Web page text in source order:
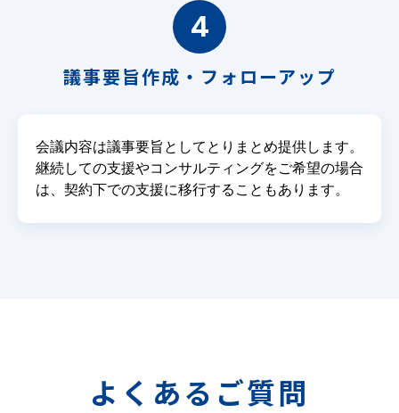
4
議事要旨作成・フォローアップ
会議内容は議事要旨としてとりまとめ提供します。
継続しての支援やコンサルティングをご希望の場合
は、契約下での支援に移行することもあります。
よくあるご質問